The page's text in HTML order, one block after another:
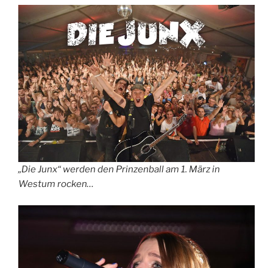
„Die Junx“ werden den Prinzenball am 1. März in
Westum rocken…